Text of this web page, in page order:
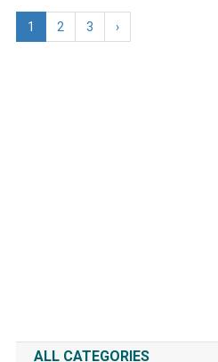
1 2 3 ›
ALL CATEGORIES